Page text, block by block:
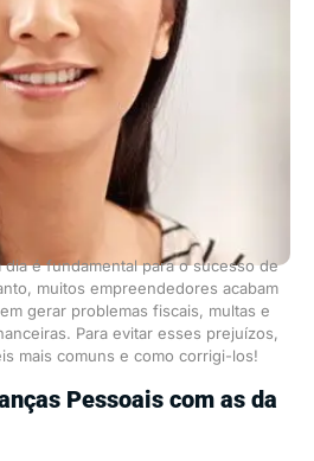
é fundamental para o sucesso de
muitos empreendedores acabam
gerar problemas fiscais, multas e
Para evitar esses prejuízos,
mais comuns e como corrigi-los!
Pessoais com as da